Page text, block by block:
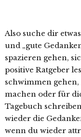
Also suche dir
und „gute
spazieren gehen,
positive Ratgeber
schwimmen
machen oder für
Tagebuch
wieder die
wenn du wieder